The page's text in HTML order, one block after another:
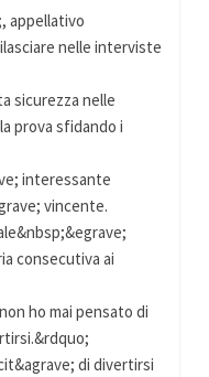
appellativo
nelle interviste
sicurezza nelle
prova sfidando i
interessante
vincente.
consecutiva ai
ho mai pensato di
di divertirsi